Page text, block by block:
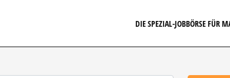
DIE SPEZIAL-JOBBÖRSE FÜR